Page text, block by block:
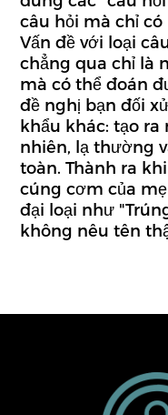
câu hỏi mà chỉ
Vấn đề với loại
chẳng qua chỉ là
mà có thể đoán
đề nghị bạn đối
khẩu khác: tạo ra
nhiên, lạ thường
toàn. Thành ra
cúng cơm của
đại loại như
không nêu tên